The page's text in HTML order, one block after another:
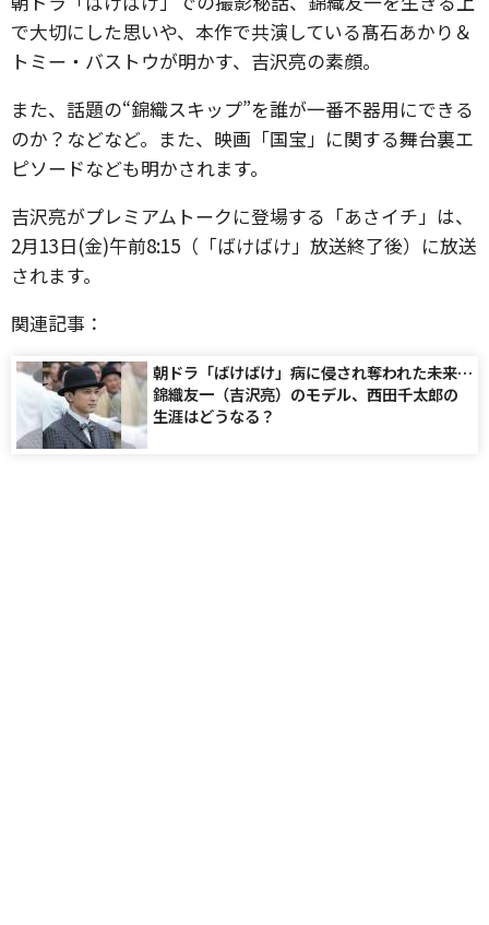
で大切にした思いや、本作で共演している髙石あかり＆
トミー・バストウが明かす、吉沢亮の素顔。
また、話題の“錦織スキップ”を誰が一番不器用にできる
のか？などなど。また、映画「国宝」に関する舞台裏エ
ピソードなども明かされます。
吉沢亮がプレミアムトークに登場する「あさイチ」は、
2月13日(金)午前8:15（「ばけばけ」放送終了後）に放送
されます。
関連記事：
朝ドラ「ばけばけ」病に侵され奪われた未来…
錦織友一（吉沢亮）のモデル、西田千太郎の
生涯はどうなる？